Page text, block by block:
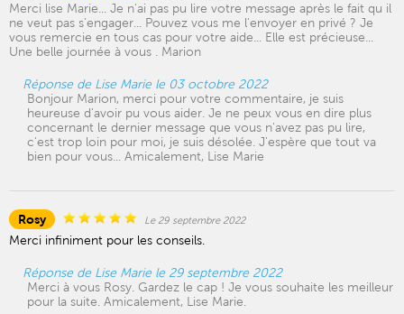
Merci lise Marie... Je n'ai pas pu lire votre message après le fait qu il
ne veut pas s'engager... Pouvez vous me l'envoyer en privé ? Je
vous remercie en tous cas pour votre aide... Elle est précieuse...
Une belle journée à vous . Marion
Réponse de Lise Marie le 03 octobre 2022
Bonjour Marion, merci pour votre commentaire, je suis
heureuse d'avoir pu vous aider. Je ne peux vous en dire plus
concernant le dernier message que vous n'avez pas pu lire,
c'est trop loin pour moi, je suis désolée. J'espère que tout va
bien pour vous... Amicalement, Lise Marie
Rosy Le 29 septembre 2022
Merci infiniment pour les conseils.
Réponse de Lise Marie le 29 septembre 2022
Merci à vous Rosy. Gardez le cap ! Je vous souhaite les meilleur
pour la suite. Amicalement, Lise Marie.